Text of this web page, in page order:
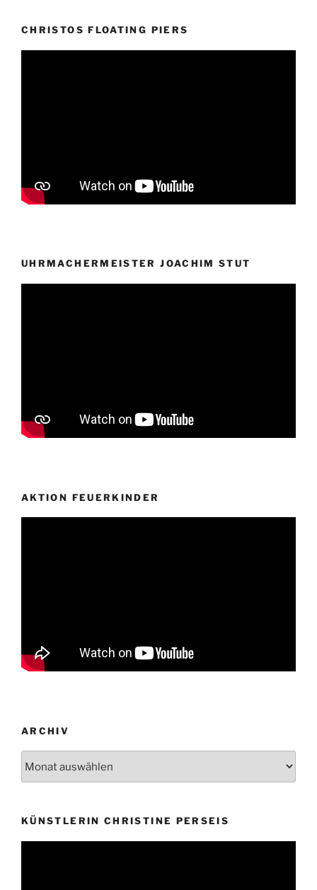
CHRISTOS FLOATING PIERS
UHRMACHERMEISTER JOACHIM STUT
AKTION FEUERKINDER
ARCHIV
KÜNSTLERIN CHRISTINE PERSEIS